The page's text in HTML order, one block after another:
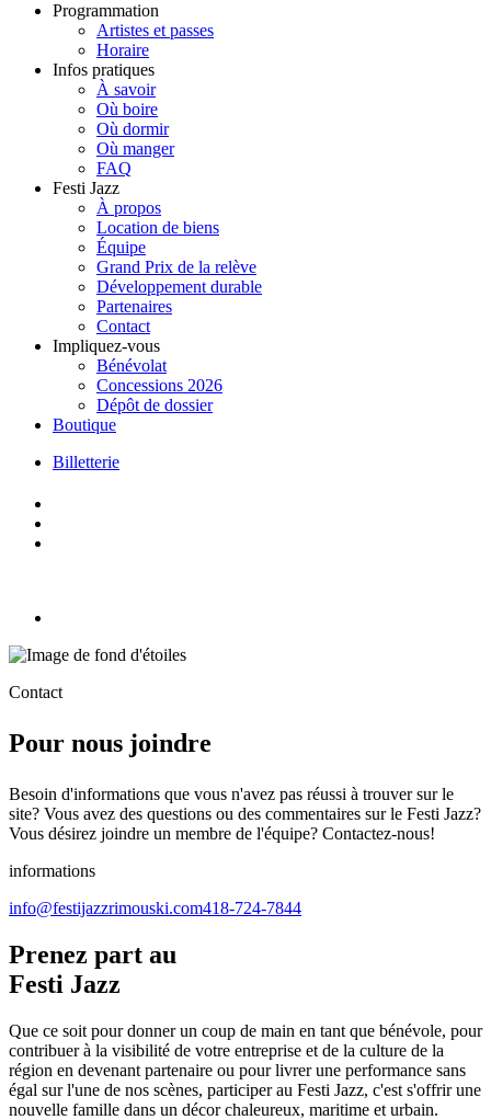
Programmation
Artistes et passes
Horaire
Infos pratiques
À savoir
Où boire
Où dormir
Où manger
FAQ
Festi Jazz
À propos
Location de biens
Équipe
Grand Prix de la relève
Développement durable
Partenaires
Contact
Impliquez-vous
Bénévolat
Concessions 2026
Dépôt de dossier
Boutique
Billetterie
Skip
content
Contact
Pour nous joindre
Besoin d'informations que vous n'avez pas réussi à trouver sur le
site? Vous avez des questions ou des commentaires sur le Festi Jazz?
Vous désirez joindre un membre de l'équipe? Contactez-nous!
informations
info@festijazzrimouski.com418-724-7844
Prenez part au
Festi Jazz
Que ce soit pour donner un coup de main en tant que bénévole, pour
contribuer à la visibilité de votre entreprise et de la culture de la
région en devenant partenaire ou pour livrer une performance sans
égal sur l'une de nos scènes, participer au Festi Jazz, c'est s'offrir une
nouvelle famille dans un décor chaleureux, maritime et urbain.